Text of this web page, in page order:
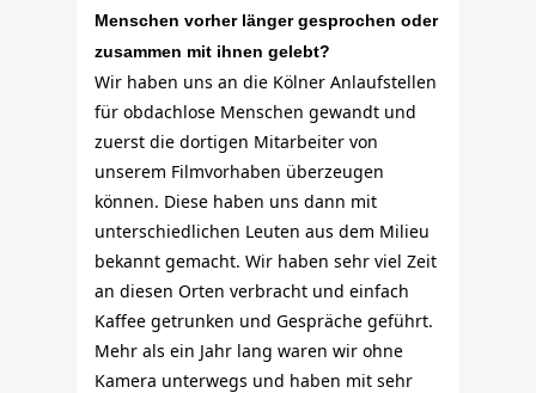
Menschen vorher länger gesprochen oder
zusammen mit ihnen gelebt?
Wir haben uns an die Kölner Anlaufstellen
für obdachlose Menschen gewandt und
zuerst die dortigen Mitarbeiter von
unserem Filmvorhaben überzeugen
können. Diese haben uns dann mit
unterschiedlichen Leuten aus dem Milieu
bekannt gemacht. Wir haben sehr viel Zeit
an diesen Orten verbracht und einfach
Kaffee getrunken und Gespräche geführt.
Mehr als ein Jahr lang waren wir ohne
Kamera unterwegs und haben mit sehr